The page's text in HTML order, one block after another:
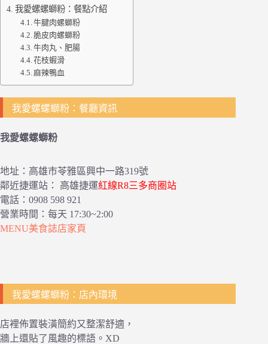
我愛螺螺螄粉：餐點介紹
牛腱肉螺螄粉
脆皮肉螺螄粉
牛肉丸、肥腸
花枝蝦滑
麻辣鴨血
我愛螺螺螄粉：餐廳資訊
我愛螺螺螄粉
地址：高雄市苓雅區興中一路319號
鄰近捷運站： 高雄捷運紅線R8三多商圈站
電話：0908 598 921
營業時間：每天 17:30~2:00
MENU美食誌店家頁
我愛螺螺螄粉：店內環境
店裡佈置裝潢簡約又整潔舒適，
牆上還貼了風趣的標語。XD